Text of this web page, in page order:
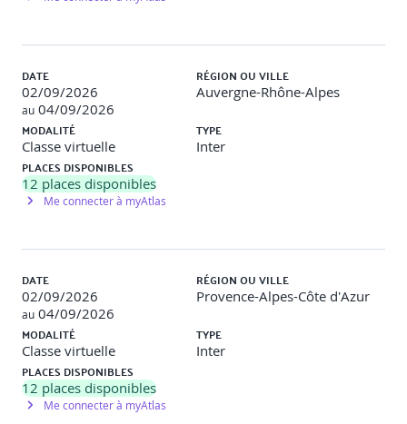
Quelques acteurs (MongoDB, Cassandra…)
Les performances de Big Table en lecture/écriture
Requêter sur un gros volume de données avec le moteur
Big Query
Les database machine (Exadata)
Les offres techniques des éditeurs Cloud (Azure, GCP,
AWS)
Monter sa propre infra Big Data ou s’orienter vers des
solutions Cloud ?
Utiliser un DataLake « classique » ou monter une
architecture Big Data ?
DATE
02/09/2026
au 04/09/2026
RÉGION OU VILLE
Auvergne-Rhône-Alpes
MODALITÉ
Classe virtuelle
TYPE
Inter
PLACES DISPONIBLES
12 places disponibles
Me connecter à myAtlas
DATE
02/09/2026
au 04/09/2026
RÉGION OU VILLE
Provence-Alpes-Côte d'Azur
MODALITÉ
Classe virtuelle
TYPE
Inter
PLACES DISPONIBLES
12 places disponibles
Me connecter à myAtlas